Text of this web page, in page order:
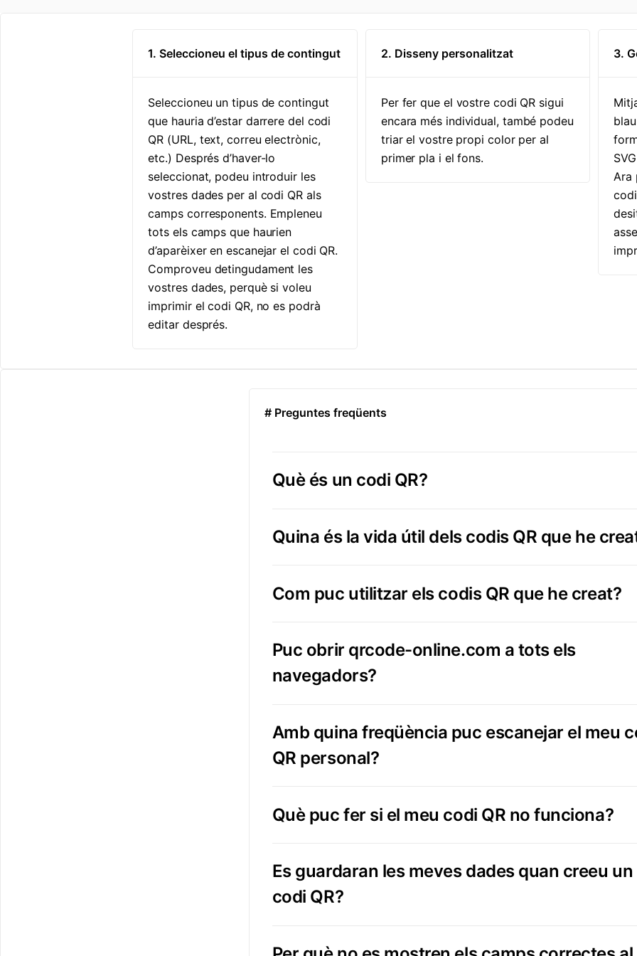
1. Seleccioneu el tipus de contingut
Seleccioneu un tipus de contingut
que hauria d’estar darrere del codi
QR (URL, text, correu electrònic,
etc.) Després d’haver-lo
seleccionat, podeu introduir les
vostres dades per al codi QR als
camps corresponents. Empleneu
tots els camps que haurien
d’aparèixer en escanejar el codi QR.
Comproveu detingudament les
vostres dades, perquè si voleu
imprimir el codi QR, no es podrà
editar després.
2. Disseny personalitzat
Per fer que el vostre codi QR sigui
encara més individual, també podeu
triar el vostre propi color per al
primer pla i el fons.
3.
Ara
# Preguntes freqüents
Què és un codi QR?
Quina és la vida útil dels codis QR que he
Com puc utilitzar els codis QR que he creat?
Puc obrir qrcode-online.com a tots els
navegadors?
Amb quina freqüència puc escanejar el meu
QR personal?
Què puc fer si el meu codi QR no funciona?
Es guardaran les meves dades quan creeu un
codi QR?